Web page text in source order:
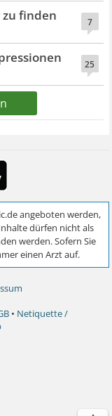
7
finden
25
• Netiquette /